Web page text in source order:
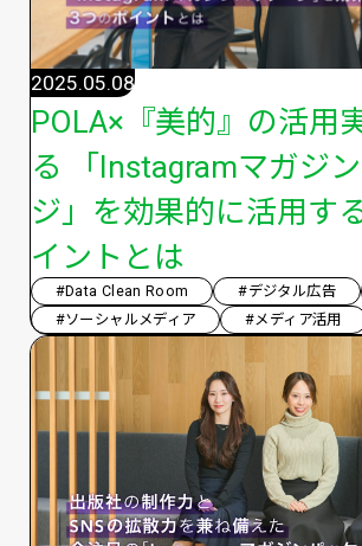
POLA×『美的』の活用
る 「Instagramマガジ
ジ」を効果的に活用す
イントとは
2025.05.08
#Data Clean Room #デジタル広告
#ソーシャルメディア
#メディア活用